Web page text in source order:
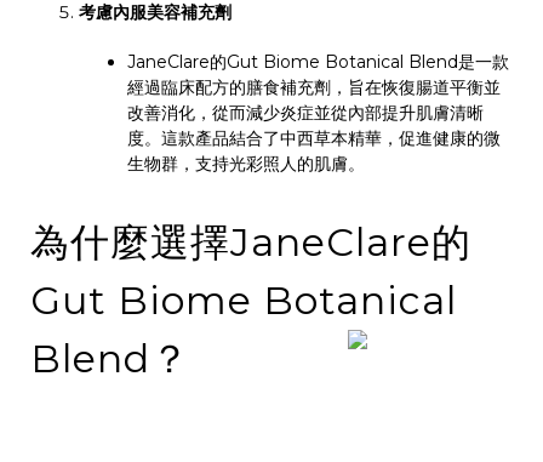
考慮內服美容補充劑
JaneClare的Gut Biome Botanical Blend是一款
經過臨床配方的膳食補充劑，旨在恢復腸道平衡並
改善消化，從而減少炎症並從內部提升肌膚清晰
度。這款產品結合了中西草本精華，促進健康的微
生物群，支持光彩照人的肌膚。
為什麼選擇JaneClare的
Gut Biome Botanical
Blend？